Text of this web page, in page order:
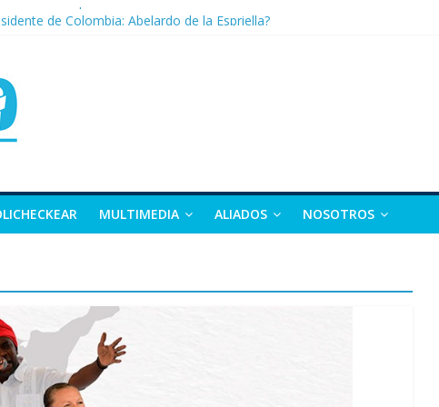
la tierra que vuelve a dar vida
exvicepresidente y figura clave de la política colombiana
y Nariño deja 21 muertos y más de 50 heridos
MULTIMEDIA ALIADOS NOSOTROS